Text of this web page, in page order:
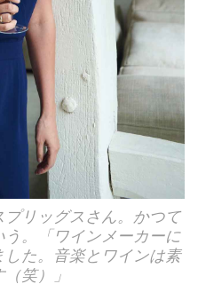
リッグスさん。かつて
。「ワインメーカーに
た。音楽とワインは素
笑）」